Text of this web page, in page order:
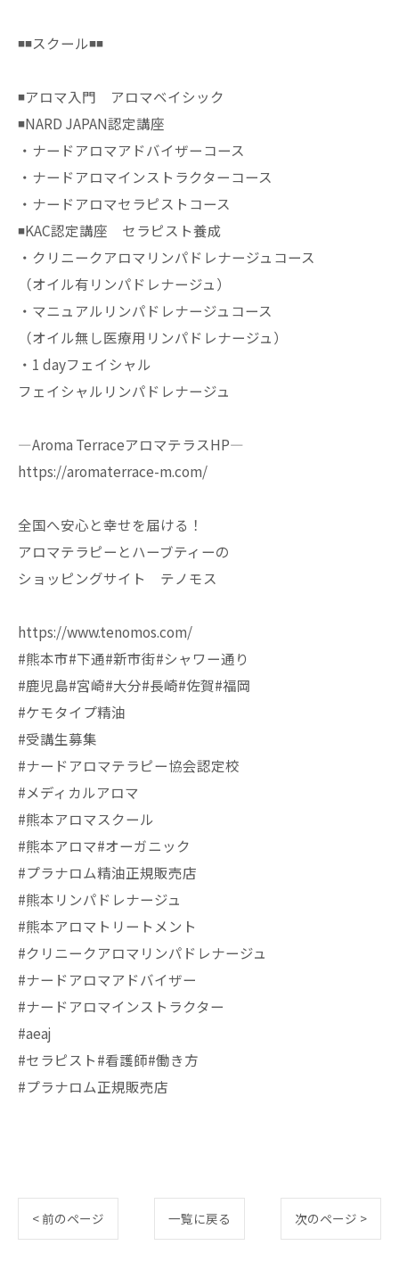
◾️◾️スクール◾️◾️
◾️アロマ入門 アロマベイシック
◾️NARD JAPAN認定講座
・ナードアロマアドバイザーコース
・ナードアロマインストラクターコース
・ナードアロマセラピストコース
◾️KAC認定講座 セラピスト養成
・クリニークアロマリンパドレナージュコース
（オイル有リンパドレナージュ）
・マニュアルリンパドレナージュコース
（オイル無し医療用リンパドレナージュ）
・1 dayフェイシャル
フェイシャルリンパドレナージュ
—Aroma TerraceアロマテラスHP—
https://aromaterrace-m.com/
全国へ安心と幸せを届ける！
アロマテラピーとハーブティーの
ショッピングサイト テノモス
https://www.tenomos.com/
#熊本市#下通#新市街#シャワー通り
#鹿児島#宮崎#大分#長崎#佐賀#福岡
#ケモタイプ精油
#受講生募集
#ナードアロマテラピー協会認定校
#メディカルアロマ
#熊本アロマスクール
#熊本アロマ#オーガニック
#プラナロム精油正規販売店
#熊本リンパドレナージュ
#熊本アロマトリートメント
#クリニークアロマリンパドレナージュ
#ナードアロマアドバイザー
#ナードアロマインストラクター
#aeaj
#セラピスト#看護師#働き方
#プラナロム正規販売店
< 前のページ 一覧に戻る 次のページ >